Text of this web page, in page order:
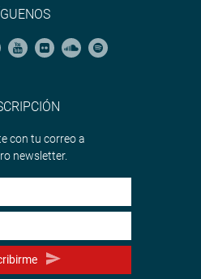
con tu correo a
newsletter.